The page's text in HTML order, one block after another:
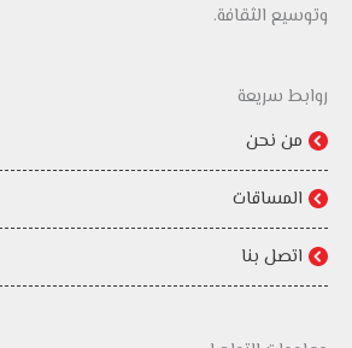
وتوسيع الثقافة.
روابط سريعة
من نحن
المساقات
اتصل بنا